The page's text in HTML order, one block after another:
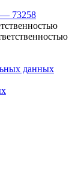
73258
данных